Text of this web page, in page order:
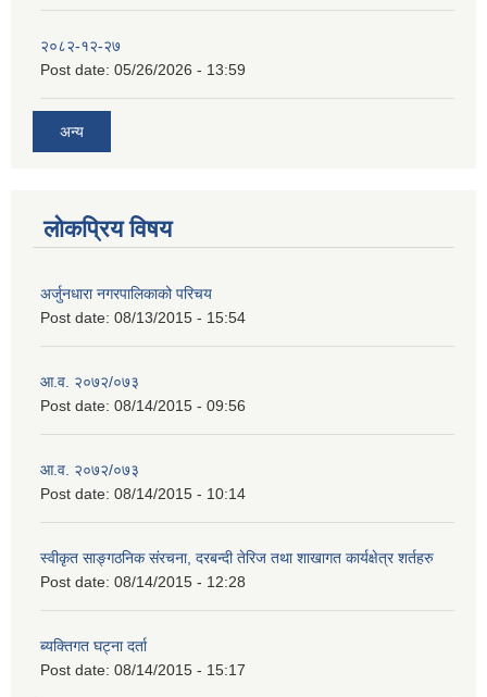
२०८२-१२-२७
Post date: 05/26/2026 - 13:59
अन्य
लोकप्रिय विषय
अर्जुनधारा नगरपालिकाको परिचय
Post date: 08/13/2015 - 15:54
आ.व. २०७२/०७३
Post date: 08/14/2015 - 09:56
आ.व. २०७२/०७३
Post date: 08/14/2015 - 10:14
स्वीकृत साङ्गठनिक संरचना, दरबन्दी तेरिज तथा शाखागत कार्यक्षेत्र शर्तहरु
Post date: 08/14/2015 - 12:28
ब्यक्तिगत घट्ना दर्ता
Post date: 08/14/2015 - 15:17